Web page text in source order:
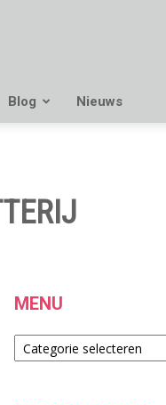
Blog Nieuws
MENU
Menu